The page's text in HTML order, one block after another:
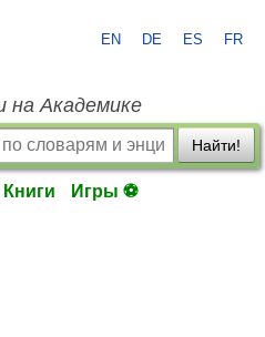
EN DE ES FR
на Академике
Найти!
Книги Игры ⚽